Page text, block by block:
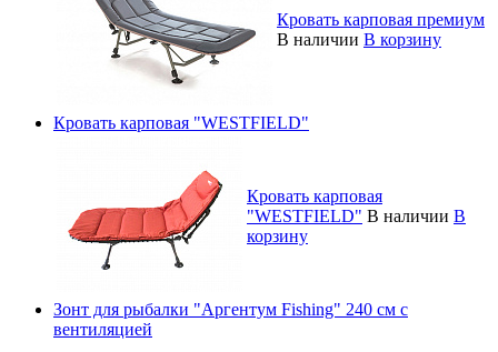
Кровать карповая премиум
В наличии В корзину
Кровать карповая "WESTFIELD"
Кровать карповая
"WESTFIELD" В наличии В
корзину
Зонт для рыбалки "Аргентум Fishing" 240 см с
вентиляцией